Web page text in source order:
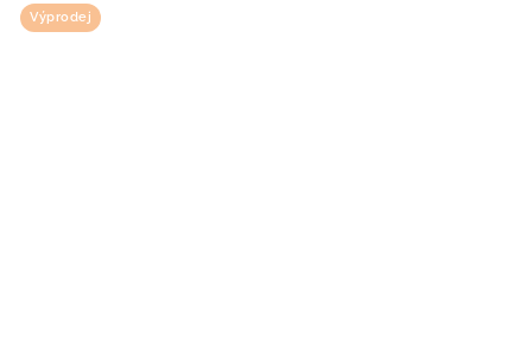
Výprodej